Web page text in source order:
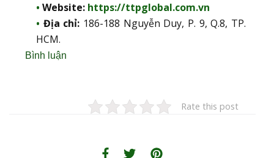
Website: https://ttpglobal.com.vn
Địa chỉ: 186-188 Nguyễn Duy, P. 9, Q.8, TP.
HCM.
Bình luận
Rate this post